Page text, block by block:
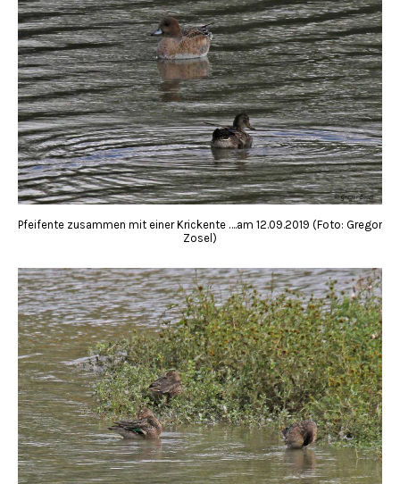
Pfeifente zusammen mit einer Krickente ….am 12.09.2019 (Foto: Gregor
Zosel)